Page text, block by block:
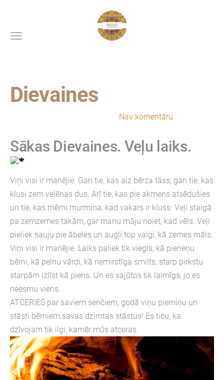
Dievaines
Nav komentāru
Sākas Dievaines. Veļu laiks.
Viņi visi ir manējie. Gan tie, kas aiz bērza tāss, gan tie, kas
klusi zem velēnas dus. Arī tie, kas pie akmens atsēdušies
un tie, kas mēmi murmina, kad vakars ir kluss. Veļi staigā
pa zemzemes takām, gar manu māju noiet, kad vēls. Veļi
pieliek sauju pie ābeles un augļi top valgi, kā zemes māls.
Viņi visi ir manējie. Laiks paliek tik viegls, kā pieneņu
bērni, kā pelnu vārdi, kā nemirstīga smilts; starp pirkstu
starpām izlīst kā piens. Un es sajūtos tik laimīgs, jo es
neesmu viens.
ATCERIES par saviem senčiem, godā viņu piemiņu un
stāsti bērniem savas dzimtas stāstus! Es ticu, ka
dzīvojam tik ilgi, kamēr mūs atceras.